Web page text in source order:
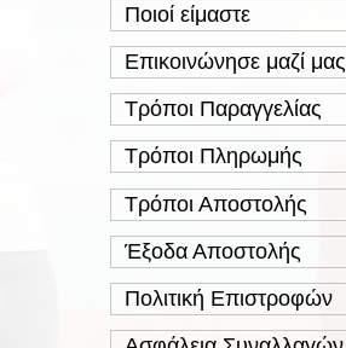
Ποιοί είμαστε
Επικοινώνησε μαζί μας
Τρόποι Παραγγελίας
Τρόποι Πληρωμής
Τρόποι Αποστολής
Έξοδα Αποστολής
Πολιτική Επιστροφών